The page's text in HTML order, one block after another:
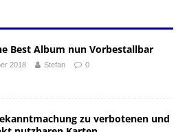
Best Album nun Vorbestallbar
2018 Stefan 0
zu verbotenen und